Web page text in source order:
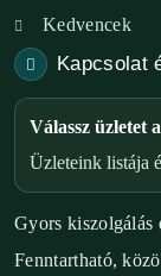
Kedvencek
Kapcsolat
Válassz üzletet
Üzleteink listája
Gyors kiszolgálás
Fenntartható,